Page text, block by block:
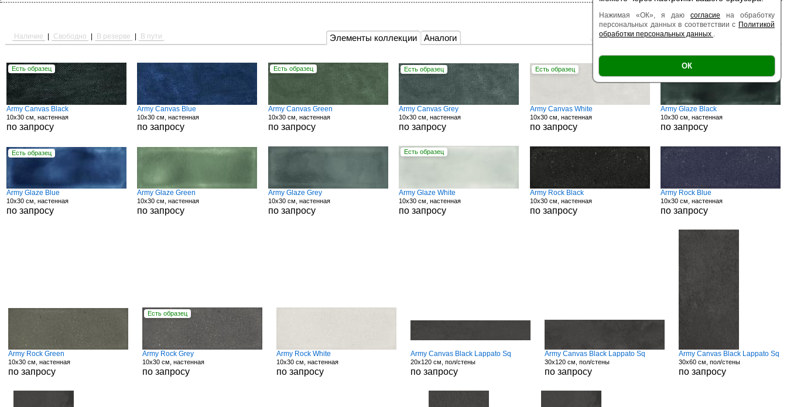
Нажимая «ОК», я даю согласие на обработку
персональных данных в соответствии с Политикой
обработки персональных данных .
ОК
Элементы коллекции Аналоги
Наличие Свободно В резерве В пути Есть образец | Поверхность |
Есть образец
Army Canvas Black
10x30 см, настенная
по запросу
Army Canvas Blue
10x30 см, настенная
по запросу
Есть образец
Army Canvas Green
10x30 см, настенная
по запросу
Есть образец
Army Canvas Grey
10x30 см, настенная
по запросу
Есть образец
Army Canvas White
10x30 см, настенная
по запросу
Есть образец
Army Glaze Black
10x30 см, настенная
по запросу
Есть образец
Army Glaze Blue
10x30 см, настенная
по запросу
Army Glaze Green
10x30 см, настенная
по запросу
Army Glaze Grey
10x30 см, настенная
по запросу
Есть образец
Army Glaze White
10x30 см, настенная
по запросу
Army Rock Black
10x30 см, настенная
по запросу
Army Rock Blue
10x30 см, настенная
по запросу
Army Rock Green
10x30 см, настенная
по запросу
Есть образец
Army Rock Grey
10x30 см, настенная
по запросу
Army Rock White
10x30 см, настенная
по запросу
Army Canvas Black Lappato Sq
20x120 см, пол/стены
по запросу
Army Canvas Black Lappato Sq
30x120 см, пол/стены
по запросу
Army Canvas Black Lappato Sq
30x60 см, пол/стены
по запросу